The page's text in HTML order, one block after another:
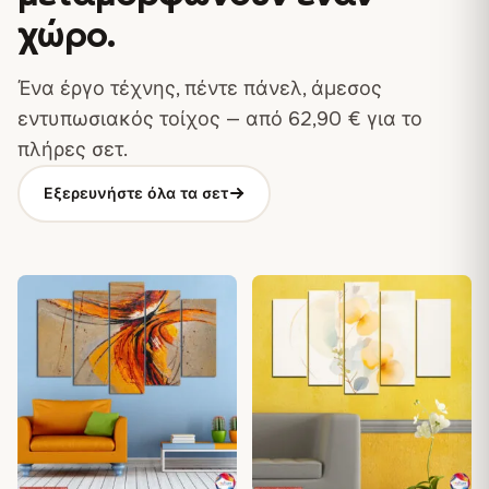
χώρο.
Ένα έργο τέχνης, πέντε πάνελ, άμεσος
εντυπωσιακός τοίχος — από 62,90 € για το
πλήρες σετ.
Εξερευνήστε όλα τα σετ
♡ ♡